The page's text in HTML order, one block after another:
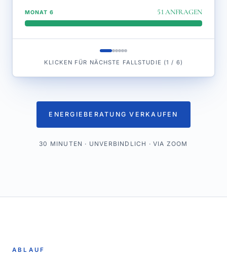
MONAT 6 51ANFRAGEN
KLICKEN FÜR NÄCHSTE FALLSTUDIE (1 / 6)
ENERGIEBERATUNG VERKAUFEN
30 MINUTEN · UNVERBINDLICH · VIA ZOOM
ABLAUF